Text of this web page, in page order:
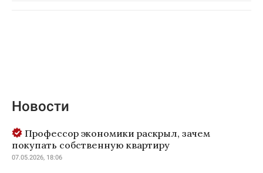
Новости
Профессор экономики раскрыл, зачем
покупать собственную квартиру
07.05.2026, 18:06